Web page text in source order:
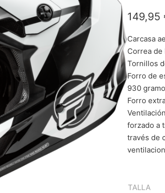
149,95
Carcasa
Correa de
Tornillos
Forro de
930
Forro
forzado a
través de
TALLA